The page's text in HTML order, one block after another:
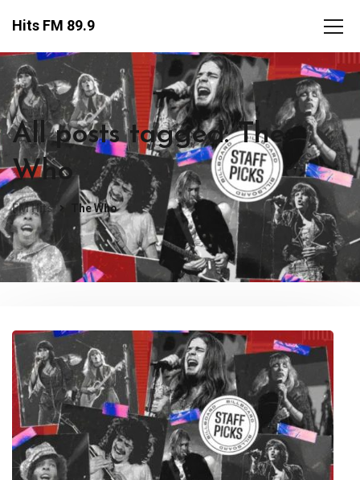
Hits FM 89.9
All posts tagged: The
Who
FM Hits The Who